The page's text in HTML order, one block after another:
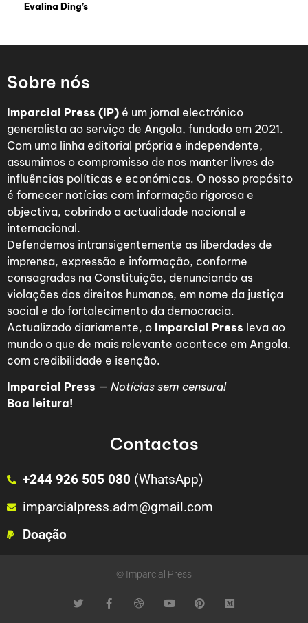
Evalina Ding’s
Sobre nós
Imparcial Press (IP) é um jornal electrónico
generalista ao serviço de Angola, fundado em 2021.
Com uma linha editorial própria e independente,
assumimos o compromisso de nos manter livres de
influências políticas e económicas. O nosso propósito
é fornecer notícias com informação rigorosa e
objectiva, cobrindo a actualidade nacional e
internacional.
Defendemos intransigentemente as liberdades de
imprensa, expressão e informação, conforme
consagradas na Constituição, denunciando as
violações dos direitos humanos, em nome da justiça
social e do fortalecimento da democracia.
Actualizado diariamente, o Imparcial Press leva ao
mundo o que de mais relevante acontece em Angola,
com credibilidade e isenção.
Imparcial Press — Notícias sem censura!
Boa leitura!
Contactos
+244 926 505 080 (WhatsApp)
imparcialpress.adm@gmail.com
Doação
© Imparcial Press